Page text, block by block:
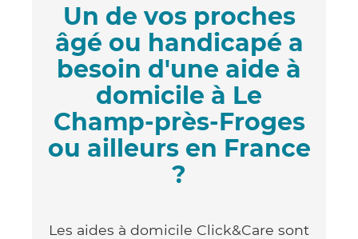
Un de vos proches
âgé ou handicapé a
besoin d'une aide à
domicile à Le
Champ-près-Froges
ou ailleurs en France
?
Les aides à domicile Click&Care sont